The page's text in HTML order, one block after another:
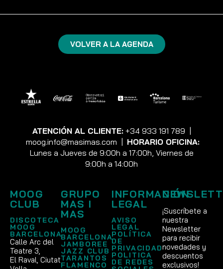
VOLVER A LA AGENDA
ATENCIÓN AL CLIENTE: +34 933 191 789
moog.info@masimas.com
HORARIO OFICINA:
Lunes a Jueves de 9:00h a 17:00h, Viernes de
9:00h a 14:00h
MOOG
CLUB
DISCOTECA
MOOG
BARCELONA
Calle Arc del
Teatre 3,
El Raval, Ciutat
GRUPO
MAS I
MAS
MOOG
BARCELONA
JAMBOREE
JAZZ CLUB
TARANTOS
FLAMENCO
INFORMACIÓN
LEGAL
AVISO
LEGAL
POLÍTICA
DE
PRIVACIDAD
POLITICA
DE REDES
¡Suscríbete a
nuestra
Newsletter
para recibir
novedades y
descuentos
exclusivos!